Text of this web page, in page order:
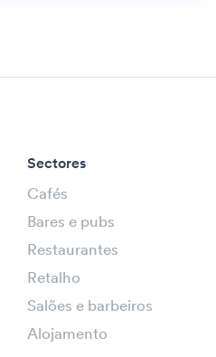
Sectores
Cafés
Bares e pubs
Restaurantes
Retalho
Salões e barbeiros
Alojamento